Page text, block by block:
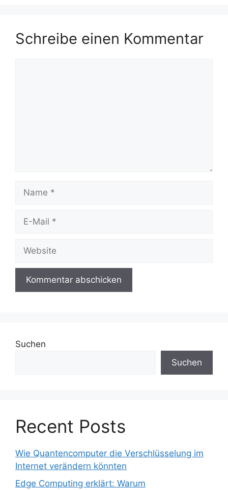
Schreibe einen Kommentar
Name
Website
Suchen
Suchen
Recent Posts
Wie Quantencomputer die Verschlüsselung im
Internet verändern könnten
Edge Computing erklärt: Warum